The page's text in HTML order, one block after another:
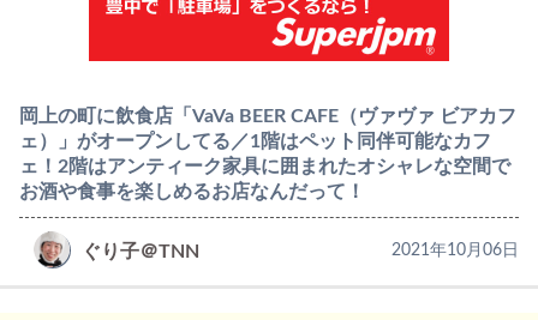
岡上の町に飲食店「VaVa BEER CAFE（ヴァヴァ ビアカフ
ェ）」がオープンしてる／1階はペット同伴可能なカフ
ェ！2階はアンティーク家具に囲まれたオシャレな空間で
お酒や食事を楽しめるお店なんだって！
ぐり子＠TNN 2021年10月06日